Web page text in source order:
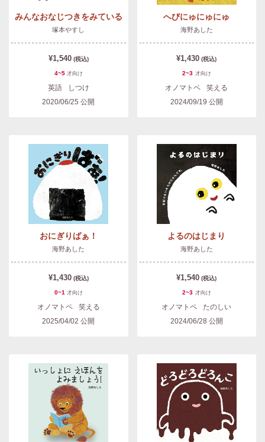
みんなおなじつきをみている
塚本やすし
¥1,540 (税込)
4~5 才向け
英語
しつけ
2020/06/25 公開
へびにゅにゅにゅ
海野あした
¥1,430 (税込)
2~3 才向け
オノマトペ
笑える
2024/09/19 公開
おにぎりばぁ！
海野あした
¥1,430 (税込)
0~1 才向け
オノマトペ
笑える
2025/04/02 公開
よるのはじまり
海野あした
¥1,540 (税込)
2~3 才向け
オノマトペ
たのしい
2024/06/28 公開